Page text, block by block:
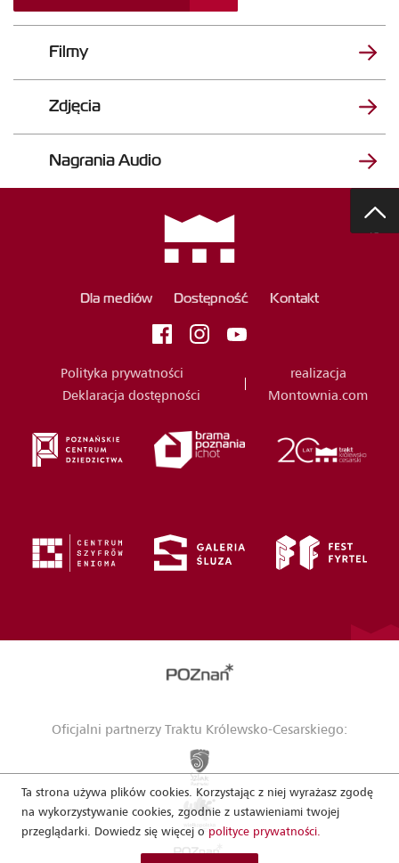
Filmy
Zdjęcia
Nagrania Audio
Dla mediów Dostępność Kontakt
Polityka prywatności
Deklaracja dostępności
realizacja
Montownia.com
DO GÓRY
Oficjalni partnerzy Traktu Królewsko-Cesarskiego:
Ta strona używa plików cookies. Korzystając z niej wyrażasz zgodę
na wykorzystywanie cookies, zgodnie z ustawieniami twojej
przeglądarki. Dowiedz się więcej o polityce prywatności.